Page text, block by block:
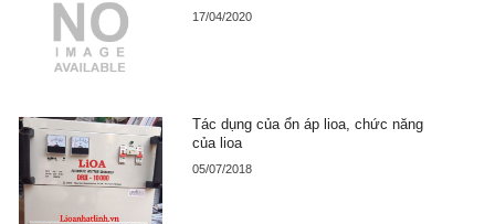
17/04/2020
Tác dụng của ổn áp lioa, chức năng
của lioa
05/07/2018